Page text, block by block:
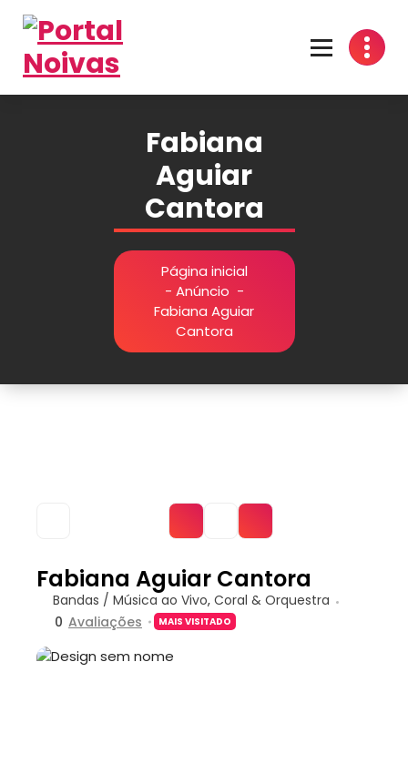
inspirações e organização prática no Portal Noivas. 💍👰
Fabiana
Aguiar
Cantora
Página inicial
- Anúncio -
Fabiana Aguiar
Cantora
Fabiana Aguiar Cantora
Bandas / Música ao Vivo, Coral & Orquestra
0 Avaliações MAIS VISITADO